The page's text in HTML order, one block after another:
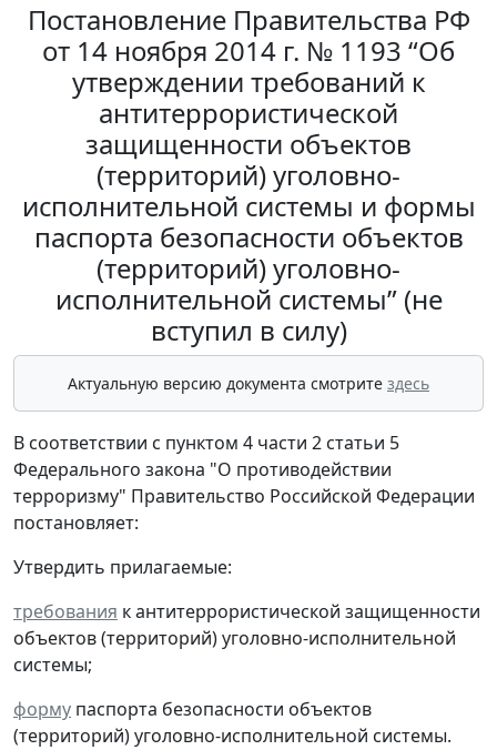
Постановление Правительства РФ
от 14 ноября 2014 г. № 1193 “Об
утверждении требований к
антитеррористической
защищенности объектов
(территорий) уголовно-
исполнительной системы и формы
паспорта безопасности объектов
(территорий) уголовно-
исполнительной системы” (не
вступил в силу)
Актуальную версию документа смотрите здесь
В соответствии с пунктом 4 части 2 статьи 5
Федерального закона "О противодействии
терроризму" Правительство Российской Федерации
постановляет:
Утвердить прилагаемые:
требования к антитеррористической защищенности
объектов (территорий) уголовно-исполнительной
системы;
форму паспорта безопасности объектов
(территорий) уголовно-исполнительной системы.